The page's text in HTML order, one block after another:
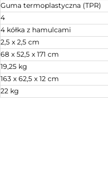
Guma termoplastyczna (TPR)
4
4 kółka z hamulcami
2,5 x 2,5 cm
68 x 52,5 x 171 cm
19,25 kg
163 x 62,5 x 12 cm
22 kg